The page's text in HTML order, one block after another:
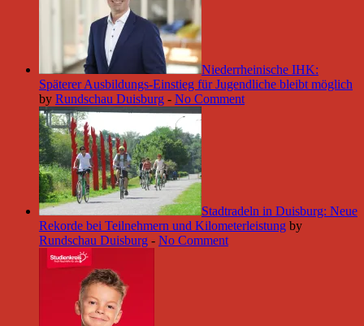
Niederrheinische IHK:
Späterer Ausbildungs-Einstieg für Jugendliche bleibt möglich
by Rundschau Duisburg - No Comment
Stadtradeln in Duisburg: Neue
Rekorde bei Teilnehmern und Kilometerleistung by
Rundschau Duisburg - No Comment